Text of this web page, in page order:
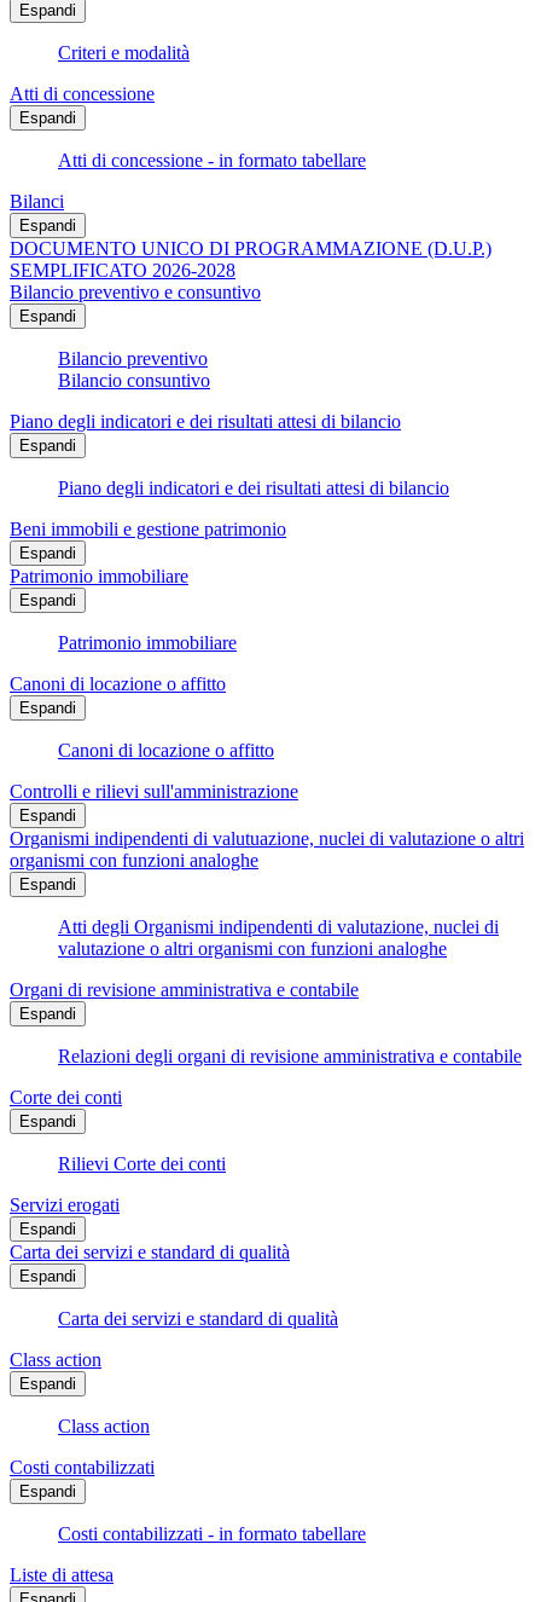
Espandi
Criteri e modalità
Atti di concessione
Espandi
Atti di concessione - in formato tabellare
Bilanci
Espandi
DOCUMENTO UNICO DI PROGRAMMAZIONE (D.U.P.)
SEMPLIFICATO 2026-2028
Bilancio preventivo e consuntivo
Espandi
Bilancio preventivo
Bilancio consuntivo
Piano degli indicatori e dei risultati attesi di bilancio
Espandi
Piano degli indicatori e dei risultati attesi di bilancio
Beni immobili e gestione patrimonio
Espandi
Patrimonio immobiliare
Espandi
Patrimonio immobiliare
Canoni di locazione o affitto
Espandi
Canoni di locazione o affitto
Controlli e rilievi sull'amministrazione
Espandi
Organismi indipendenti di valutuazione, nuclei di valutazione o altri
organismi con funzioni analoghe
Espandi
Atti degli Organismi indipendenti di valutazione, nuclei di
valutazione o altri organismi con funzioni analoghe
Organi di revisione amministrativa e contabile
Espandi
Relazioni degli organi di revisione amministrativa e contabile
Corte dei conti
Espandi
Rilievi Corte dei conti
Servizi erogati
Espandi
Carta dei servizi e standard di qualità
Espandi
Carta dei servizi e standard di qualità
Class action
Espandi
Class action
Costi contabilizzati
Espandi
Costi contabilizzati - in formato tabellare
Liste di attesa